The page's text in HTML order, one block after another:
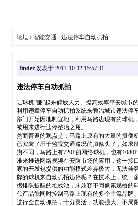
论坛› 智能交通 › 违法停车自动抓拍
finder发表于 2017-10-12 15:57:01
违法停车自动抓拍
让球机“赚”起来解放人力、提高效率平安城市
利用违章停车自动抓拍系统来整治城市违法停
部门开始因地制宜地，利用马路边现有的球机
被用来进行违停整治之用。
然而普遍的观点是：马路上原有的大量的摄像
已安装了用于监视交通路况的摄像头了，如果
期不同，马路上有720P的网络球机，也有
准来推进网络视频在安防市场的应用，这一接
家的开发包提供的功能模式差异极大，无法兼
牌的球机来自动抓拍违停呢？在技术上，统一
据排队提醒的堆栈池，来兼容不同像素规格的
代产品能同时控制马路上现有的多个主流品牌
进行全自动抓拍，十分灵活，功能强大。不局